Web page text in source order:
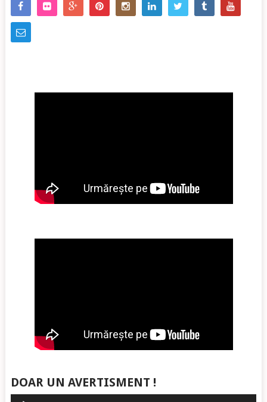
DOAR UN AVERTISMENT !
Player